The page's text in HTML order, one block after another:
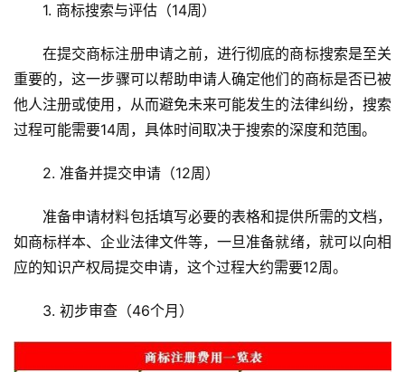
1. 商标搜索与评估（14周）
在提交商标注册申请之前，进行彻底的商标搜索是至关
重要的，这一步骤可以帮助申请人确定他们的商标是否已被
他人注册或使用，从而避免未来可能发生的法律纠纷，搜索
过程可能需要14周，具体时间取决于搜索的深度和范围。
2. 准备并提交申请（12周）
准备申请材料包括填写必要的表格和提供所需的文档，
如商标样本、企业法律文件等，一旦准备就绪，就可以向相
应的知识产权局提交申请，这个过程大约需要12周。
3. 初步审查（46个月）